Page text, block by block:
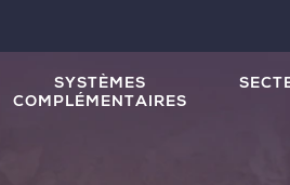
SYSTÈMES
COMPLÉMENTAIRES